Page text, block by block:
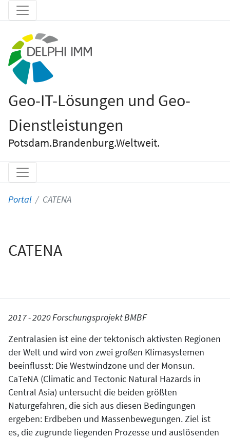
Geo-IT-Lösungen und Geo-
Dienstleistungen
Potsdam.Brandenburg.Weltweit.
Portal CATENA
CATENA
2017 - 2020 Forschungsprojekt BMBF
Zentralasien ist eine der tektonisch aktivsten Regionen
der Welt und wird von zwei großen Klimasystemen
beeinflusst: Die Westwindzone und der Monsun.
CaTeNA (Climatic and Tectonic Natural Hazards in
Central Asia) untersucht die beiden größten
Naturgefahren, die sich aus diesen Bedingungen
ergeben: Erdbeben und Massenbewegungen. Ziel ist
es, die zugrunde liegenden Prozesse und auslösenden